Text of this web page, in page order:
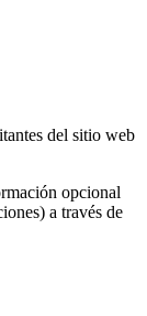
del sitio web
opcional
a través de